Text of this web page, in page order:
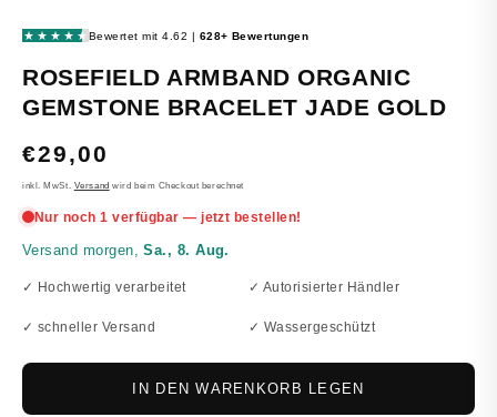
ROSEFIELD ARMBAND ORGANIC
GEMSTONE BRACELET JADE GOLD
NORMALER
PREIS
€29,00
inkl. MwSt. Versand wird beim Checkout berechnet
✓ Hochwertig verarbeitet ✓ Autorisierter Händler
✓ schneller Versand ✓ Wassergeschützt
IN DEN WARENKORB LEGEN